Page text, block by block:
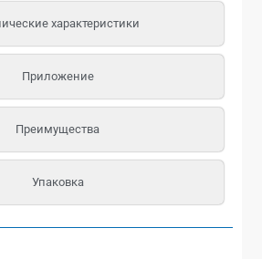
характеристики
Приложение
Преимущества
Упаковка